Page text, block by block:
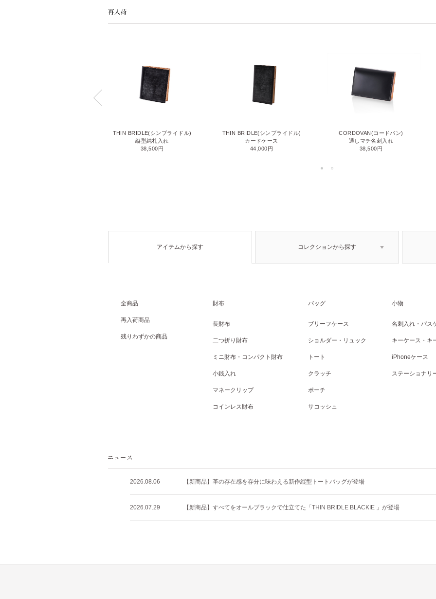
THIN BRIDLE(シンブライドル)
縦型純札入れ
38,500円
THIN BRIDLE(シンブライドル)
カードケース
44,000円
CORDOVAN(コードバン)
通しマチ名刺入れ
38,500円
アイテムから探す コレクションから探す
全商品
再入荷商品
残りわずかの商品
財布
長財布
二つ折り財布
ミニ財布・コンパクト財布
小銭入れ
マネークリップ
コインレス財布
バッグ
ブリーフケース
ショルダー・リュック
トート
クラッチ
ポーチ
サコッシュ
小物
名刺入れ・パス
キーケース・キ
iPhoneケース
ステーショナリ
2026.08.06 【新商品】革の存在感を存分に味わえる新作縦型トートバッグが登場
2026.07.29 【新商品】すべてをオールブラックで仕立てた「THIN BRIDLE BLACKIE 」が登場